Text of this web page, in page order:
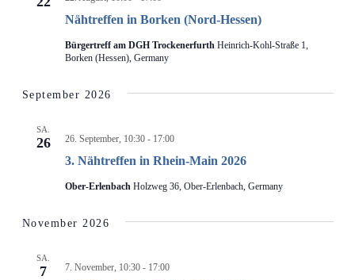
Nähtreffen in Borken (Nord-Hessen)
Bürgertreff am DGH Trockenerfurth Heinrich-Kohl-Straße 1,
Borken (Hessen), Germany
September 2026
SA.
26
3. Nähtreffen in Rhein-Main 2026
26. September, 10:30- 17:00
Ober-Erlenbach Holzweg 36, Ober-Erlenbach, Germany
November 2026
SA.
7 7. November, 10:30- 17:00